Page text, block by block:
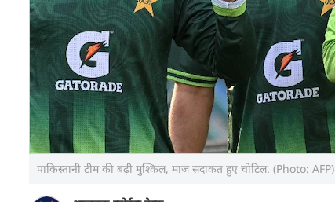
पाकिस्तानी टीम की बढ़ी मुश्किल, माज सदाकत हुए चोटिल. (Photo: AFP)